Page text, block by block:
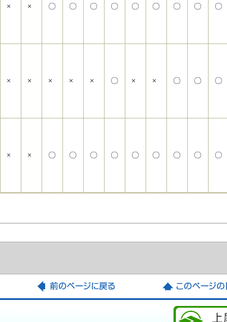
× × 〇 〇 〇 〇 〇 〇 〇 〇 〇
× × × × × 〇 × × 〇 〇 〇
× × 〇 〇 〇 〇 〇 〇 〇 〇 〇